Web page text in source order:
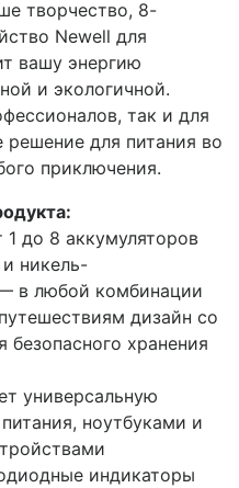
творчество, 8-
Newell для
вашу энергию
и экологичной.
так и для
решение для питания во
приключения.
до 8 аккумуляторов
никель-
в любой комбинации
дизайн со
хранения
универсальную
ноутбуками и
индикаторы